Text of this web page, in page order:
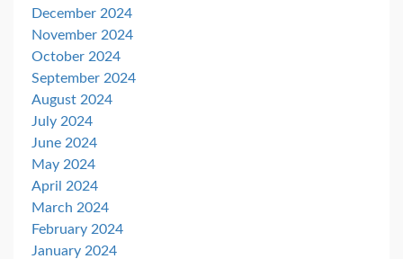
December 2024
November 2024
October 2024
September 2024
August 2024
July 2024
June 2024
May 2024
April 2024
March 2024
February 2024
January 2024